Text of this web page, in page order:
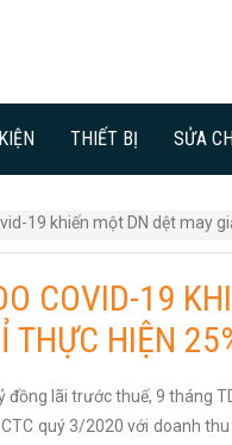
THIẾT BỊ SỬA
19 khiến một DN dệt may
COVID-19
THỰC HIỆN
lãi trước thuế, 9 tháng
quý 3/2020 với doanh